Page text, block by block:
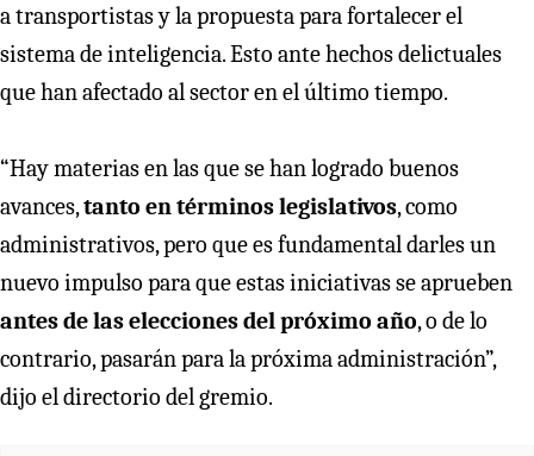
a transportistas y la propuesta para fortalecer el
sistema de inteligencia. Esto ante hechos delictuales
que han afectado al sector en el último tiempo.
“Hay materias en las que se han logrado buenos
avances,tanto en términos legislativos, como
administrativos, pero que es fundamental darles un
nuevo impulso para que estas iniciativas se aprueben
antes de las elecciones del próximo año, o de lo
contrario, pasarán para la próxima administración”,
dijo el directorio del gremio.